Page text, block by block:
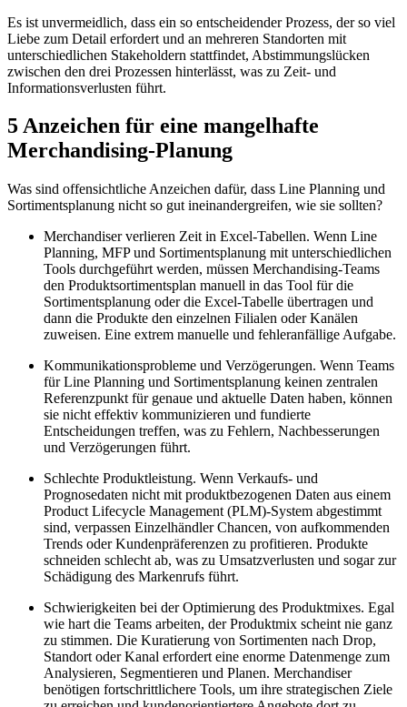
Es ist unvermeidlich, dass ein so entscheidender Prozess, der so viel
Liebe zum Detail erfordert und an mehreren Standorten mit
unterschiedlichen Stakeholdern stattfindet, Abstimmungslücken
zwischen den drei Prozessen hinterlässt, was zu Zeit- und
Informationsverlusten führt.
5 Anzeichen für eine mangelhafte
Merchandising-Planung
Was sind offensichtliche Anzeichen dafür, dass Line Planning und
Sortimentsplanung nicht so gut ineinandergreifen, wie sie sollten?
Merchandiser verlieren Zeit in Excel-Tabellen. Wenn Line
Planning, MFP und Sortimentsplanung mit unterschiedlichen
Tools durchgeführt werden, müssen Merchandising-Teams
den Produktsortimentsplan manuell in das Tool für die
Sortimentsplanung oder die Excel-Tabelle übertragen und
dann die Produkte den einzelnen Filialen oder Kanälen
zuweisen. Eine extrem manuelle und fehleranfällige Aufgabe.
Kommunikationsprobleme und Verzögerungen. Wenn Teams
für Line Planning und Sortimentsplanung keinen zentralen
Referenzpunkt für genaue und aktuelle Daten haben, können
sie nicht effektiv kommunizieren und fundierte
Entscheidungen treffen, was zu Fehlern, Nachbesserungen
und Verzögerungen führt.
Schlechte Produktleistung. Wenn Verkaufs- und
Prognosedaten nicht mit produktbezogenen Daten aus einem
Product Lifecycle Management (PLM)-System abgestimmt
sind, verpassen Einzelhändler Chancen, von aufkommenden
Trends oder Kundenpräferenzen zu profitieren. Produkte
schneiden schlecht ab, was zu Umsatzverlusten und sogar zur
Schädigung des Markenrufs führt.
Schwierigkeiten bei der Optimierung des Produktmixes. Egal
wie hart die Teams arbeiten, der Produktmix scheint nie ganz
zu stimmen. Die Kuratierung von Sortimenten nach Drop,
Standort oder Kanal erfordert eine enorme Datenmenge zum
Analysieren, Segmentieren und Planen. Merchandiser
benötigen fortschrittlichere Tools, um ihre strategischen Ziele